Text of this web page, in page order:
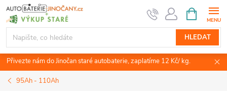
Přejít
na
obsah
HLEDAT
NÁKUPNÍ
KOŠÍK
Přivezte nám do Jinočan staré autobaterie, zaplatíme 12 Kč/ kg.
95Ah - 110Ah